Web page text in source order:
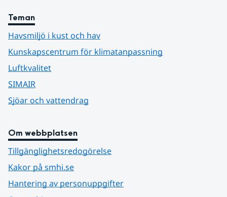
Teman
Havsmiljö i kust och hav
Kunskapscentrum för klimatanpassning
Luftkvalitet
SIMAIR
Sjöar och vattendrag
Om webbplatsen
Tillgänglighetsredogörelse
Kakor på smhi.se
Hantering av personuppgifter